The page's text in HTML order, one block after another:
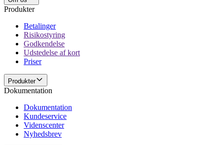
Produkter
Betalinger
Risikostyring
Godkendelse
Udstedelse af kort
Priser
Produkter
Dokumentation
Dokumentation
Kundeservice
Videnscenter
Nyhedsbrev